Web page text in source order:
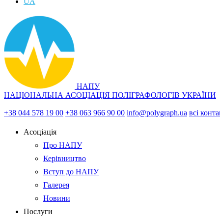
НАПУ
НАЦІОНАЛЬНА АСОЦІАЦІЯ ПОЛІГРАФОЛОГІВ УКРАЇНИ
+38 044 578 19 00 +38 063 966 90 00 info@polygraph.ua всі
Асоціація
Про НАПУ
Керівництво
Вступ до НАПУ
Галерея
Новини
Послуги